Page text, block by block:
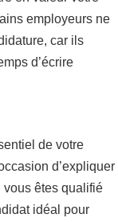
employeurs ne
car ils
d’écrire
de votre
d’expliquer
vous êtes qualifié
idéal pour